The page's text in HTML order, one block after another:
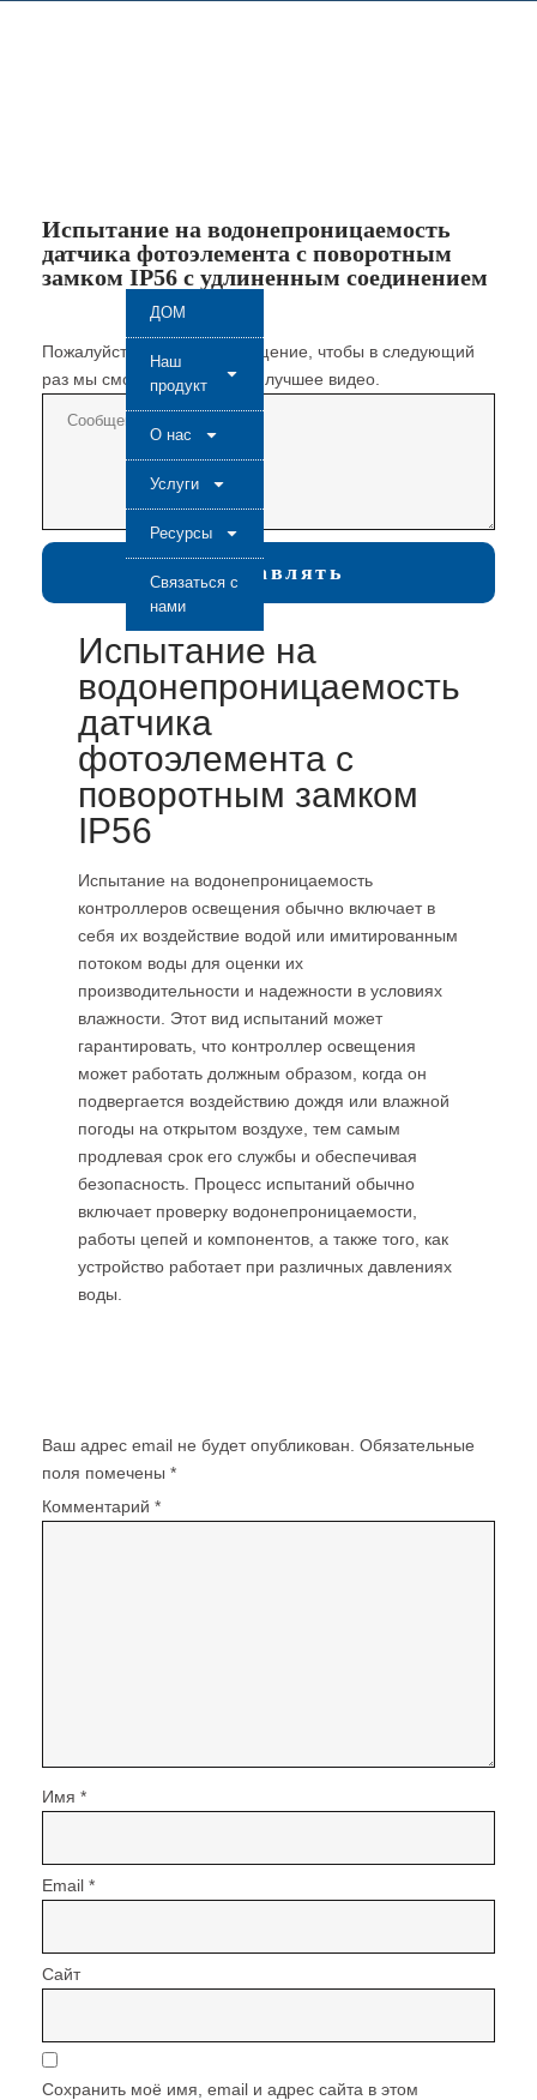
ДОМ
Наш
продукт
О нас
Услуги
Ресурсы
Связаться с
нами
Испытание на водонепроницаемость
датчика фотоэлемента с поворотным
замком IP56 с удлиненным соединением
Пожалуйста, оставьте сообщение, чтобы в следующий
раз мы смогли создать еще лучшее видео.
Отправлять
Испытание на
водонепроницаемость
датчика
фотоэлемента с
поворотным замком
IP56
Испытание на водонепроницаемость
контроллеров освещения обычно включает в
себя их воздействие водой или имитированным
потоком воды для оценки их
производительности и надежности в условиях
влажности. Этот вид испытаний может
гарантировать, что контроллер освещения
может работать должным образом, когда он
подвергается воздействию дождя или влажной
погоды на открытом воздухе, тем самым
продлевая срок его службы и обеспечивая
безопасность. Процесс испытаний обычно
включает проверку водонепроницаемости,
работы цепей и компонентов, а также того, как
устройство работает при различных давлениях
воды.
Ваш адрес email не будет опубликован. Обязательные
поля помечены *
Комментарий *
Имя *
Email *
Сайт
Сохранить моё имя, email и адрес сайта в этом